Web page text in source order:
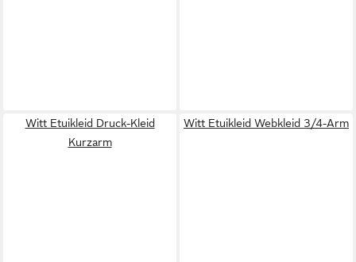
Witt Etuikleid Druck-Kleid
Kurzarm
Witt Etuikleid Webkleid 3/4-Arm